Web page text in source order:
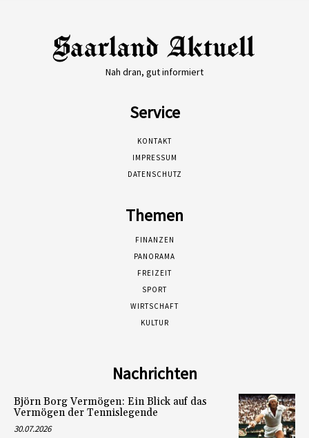
Nah dran, gut informiert
Service
KONTAKT
IMPRESSUM
DATENSCHUTZ
Themen
FINANZEN
PANORAMA
FREIZEIT
SPORT
WIRTSCHAFT
KULTUR
Nachrichten
Björn Borg Vermögen: Ein Blick auf das
Vermögen der Tennislegende
30.07.2026